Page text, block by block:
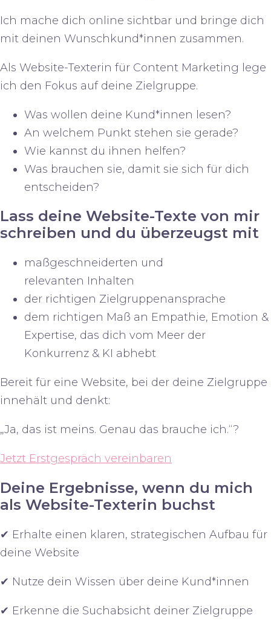
Ich mache dich online sichtbar und bringe dich
mit deinen Wunschkund*innen zusammen.
Als Website-Texterin für Content Marketing lege
ich den Fokus auf deine Zielgruppe.
Was wollen deine Kund*innen lesen?
An welchem Punkt stehen sie gerade?
Wie kannst du ihnen helfen?
Was brauchen sie, damit sie sich für dich
entscheiden?
Lass deine Website-Texte von mir
schreiben und du überzeugst mit
maßgeschneiderten und
relevanten Inhalten
der richtigen Zielgruppenansprache
dem richtigen Maß an Empathie, Emotion &
Expertise, das dich vom Meer der
Konkurrenz & KI abhebt
Bereit für eine Website, bei der deine Zielgruppe
innehält und denkt:
„Ja, das ist meins. Genau das brauche ich.“?
Jetzt Erstgespräch vereinbaren
Deine Ergebnisse, wenn du mich
als Website-Texterin buchst
✔ Erhalte einen klaren, strategischen Aufbau für
deine Website
✔ Nutze dein Wissen über deine Kund*innen
✔ Erkenne die Suchabsicht deiner Zielgruppe